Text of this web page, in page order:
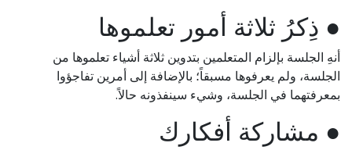
● ذِكرُ ثلاثة أمور تعلموها
أنهِ الجلسة بإلزام المتعلمين بتدوين ثلاثة أشياء تعلموها من
الجلسة، ولم يعرفوها مسبقاً؛ بالإضافة إلى أمرين تفاجؤوا
بمعرفتهما في الجلسة، وشيء سينفذونه حالاً.
● مشاركة أفكارك